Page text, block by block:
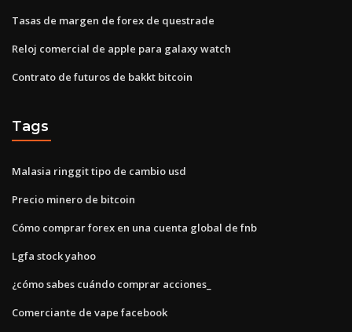
Tasas de margen de forex de questrade
Reloj comercial de apple para galaxy watch
Contrato de futuros de bakkt bitcoin
Tags
Malasia ringgit tipo de cambio usd
Precio minero de bitcoin
Cómo comprar forex en una cuenta global de fnb
Lgfa stock yahoo
¿cómo sabes cuándo comprar acciones_
Comerciante de vape facebook